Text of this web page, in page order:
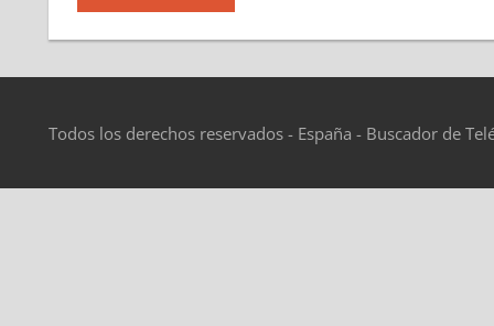
Todos los derechos reservados - España - Buscador de